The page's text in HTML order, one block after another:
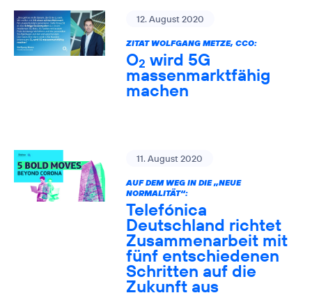
12. August 2020
ZITAT WOLFGANG METZE, CCO:
O2 wird 5G
massenmarktfähig
machen
11. August 2020
AUF DEM WEG IN DIE „NEUE
NORMALITÄT“:
Telefónica
Deutschland richtet
Zusammenarbeit mit
fünf entschiedenen
Schritten auf die
Zukunft aus